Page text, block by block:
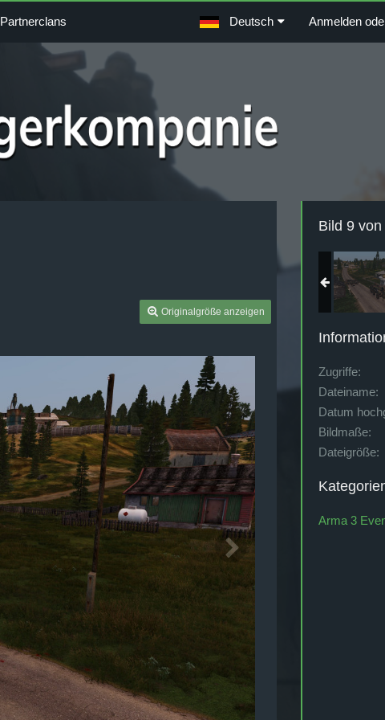
Partnerclans Deutsch Anmelden
Originalgröße anzeigen
Bild 9 von
Zugriffe
Dateiname
Datum
Bildmaße
Dateigröße
Arma 3